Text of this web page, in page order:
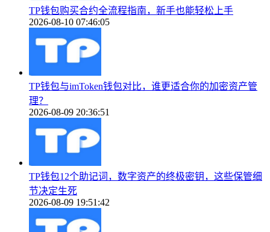
TP钱包购买合约全流程指南，新手也能轻松上手
2026-08-10 07:46:05
TP钱包与imToken钱包对比，谁更适合你的加密资产管
理？
2026-08-09 20:36:51
TP钱包12个助记词，数字资产的终极密钥，这些保管细
节决定生死
2026-08-09 19:51:42